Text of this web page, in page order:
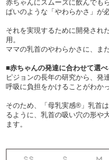
赤ちゃんにスムーズに飲んでも
ぱいのような「やわらかさ」が
それを実現するために開発され
用。
ママの乳首のやわらかさに、ま
■赤ちゃんの発達に合わせて選
ピジョンの長年の研究から、発
呼吸に負担をかけることがわか
そのため、「母乳実感®」乳首
るように、乳首の吸い穴の形や
ます。